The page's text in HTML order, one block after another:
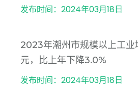
发布时间：2024年03月18日
2023年潮州市规模以上工
元，比上年下降3.0%
发布时间：2024年03月18日